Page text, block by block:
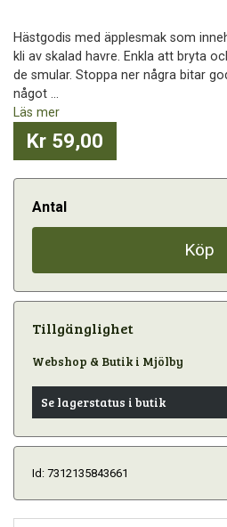
Hästgodis med äpplesmak som
kli av skalad havre. Enkla att bryta
de smular. Stoppa ner några bitar
något ...
Läs mer
Kr 59,00
Antal
Köp
Tillgänglighet
Webshop & Butik i Mjölby
Se lagerstatus i butik
Id: 7312135843661